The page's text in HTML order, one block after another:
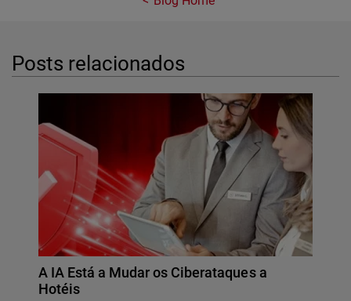
Posts relacionados
A IA Está a Mudar os Ciberataques a
Hotéis